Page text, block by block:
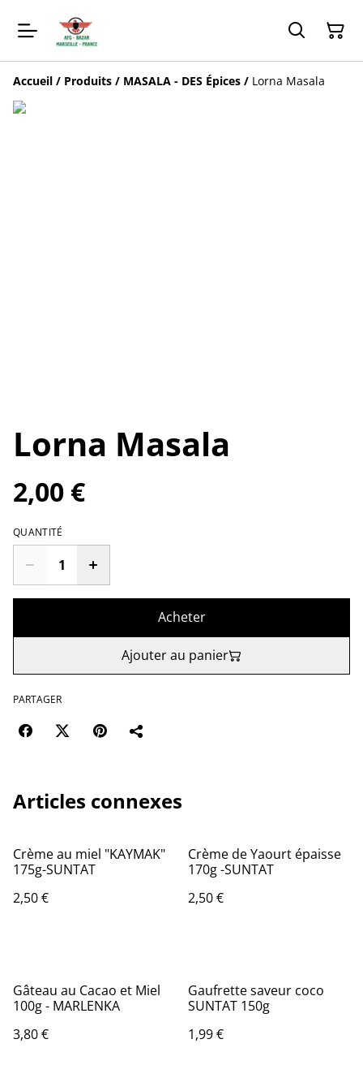
Accueil / Produits / MASALA - DES Épices / Lorna Masala
Lorna Masala
2,00 €
QUANTITÉ
Acheter
Ajouter au panier
PARTAGER
Articles connexes
Crème au miel "KAYMAK"
175g-SUNTAT
2,50 €
Crème de Yaourt épaisse
170g -SUNTAT
2,50 €
Gâteau au Cacao et Miel
100g - MARLENKA
3,80 €
Gaufrette saveur coco
SUNTAT 150g
1,99 €